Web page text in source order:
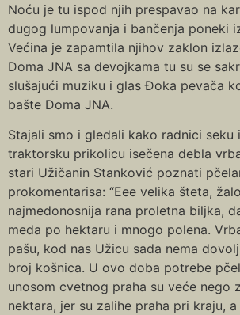
Noću je tu ispod njih prespavao na
dugog lumpovanja i bančenja poneki
Većina je zapamtila njihov zaklon
Doma JNA sa devojkama tu su se
slušajući muziku i glas Đoka pevača
bašte Doma JNA.
Stajali smo i gledali kako radnici seku
traktorsku prikolicu isečena debla
stari Užičanin Stanković poznati
prokomentarisa: “Eee velika šteta,
najmedonosnija rana proletna biljka,
meda po hektaru i mnogo polena.
pašu, kod nas Užicu sada nema
broj košnica. U ovo doba potrebe
unosom cvetnog praha su veće nego
nektara, jer su zalihe praha pri kraju,